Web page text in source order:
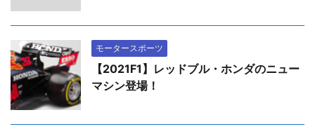
モータースポーツ
【2021F1】レッドブル・ホンダのニュー
マシン登場！